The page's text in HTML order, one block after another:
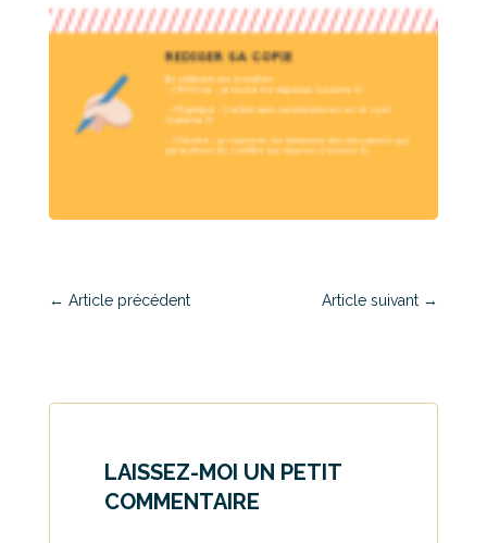
← Article précédent Article suivant →
LAISSEZ-MOI UN PETIT
COMMENTAIRE